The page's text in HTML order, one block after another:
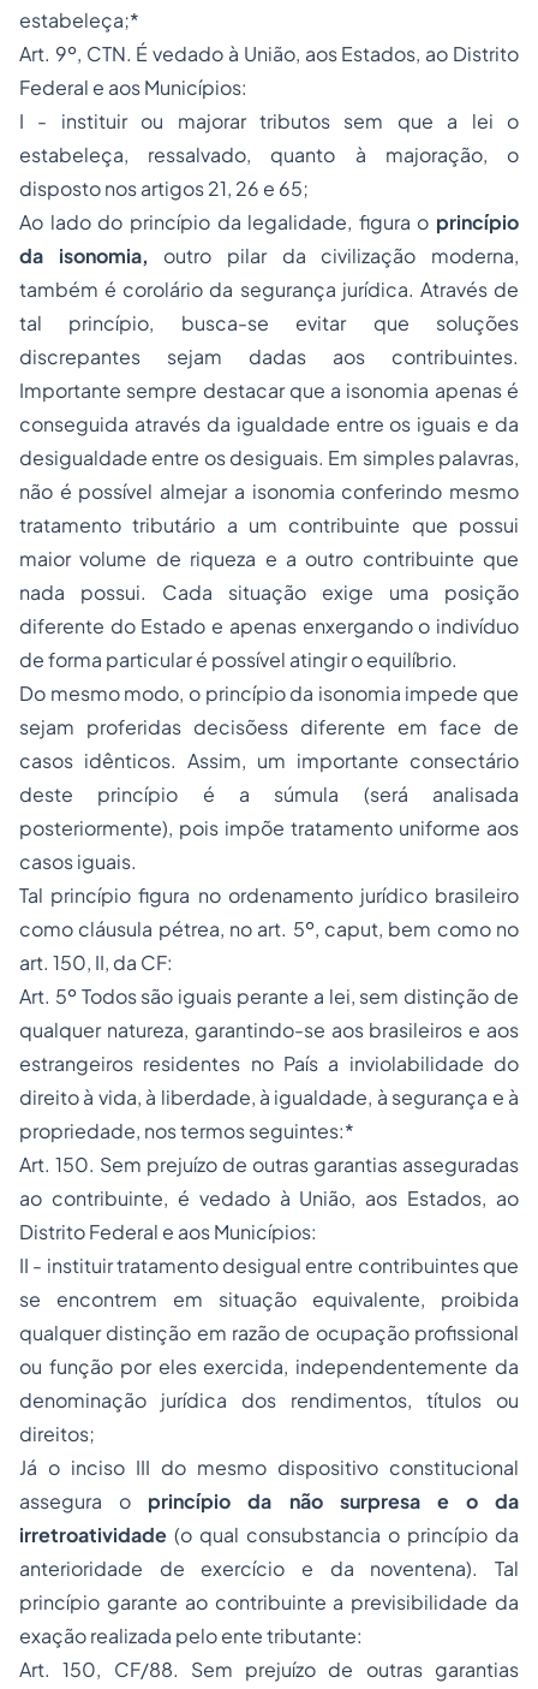
estabeleça;*
Art. 9º, CTN. É vedado à União, aos Estados, ao Distrito
Federal e aos Municípios:
I - instituir ou majorar tributos sem que a lei o
estabeleça, ressalvado, quanto à majoração, o
disposto nos artigos 21, 26 e 65;
Ao lado do princípio da legalidade, figura o princípio
da isonomia, outro pilar da civilização moderna,
também é corolário da segurança jurídica. Através de
tal princípio, busca-se evitar que soluções
discrepantes sejam dadas aos contribuintes.
Importante sempre destacar que a isonomia apenas é
conseguida através da igualdade entre os iguais e da
desigualdade entre os desiguais. Em simples palavras,
não é possível almejar a isonomia conferindo mesmo
tratamento tributário a um contribuinte que possui
maior volume de riqueza e a outro contribuinte que
nada possui. Cada situação exige uma posição
diferente do Estado e apenas enxergando o indivíduo
de forma particular é possível atingir o equilíbrio.
Do mesmo modo, o princípio da isonomia impede que
sejam proferidas decisõess diferente em face de
casos idênticos. Assim, um importante consectário
deste princípio é a súmula (será analisada
posteriormente), pois impõe tratamento uniforme aos
casos iguais.
Tal princípio figura no ordenamento jurídico brasileiro
como cláusula pétrea, no art. 5º, caput, bem como no
art. 150, II, da CF:
Art. 5º Todos são iguais perante a lei, sem distinção de
qualquer natureza, garantindo-se aos brasileiros e aos
estrangeiros residentes no País a inviolabilidade do
direito à vida, à liberdade, à igualdade, à segurança e à
propriedade, nos termos seguintes:*
Art. 150. Sem prejuízo de outras garantias asseguradas
ao contribuinte, é vedado à União, aos Estados, ao
Distrito Federal e aos Municípios:
II - instituir tratamento desigual entre contribuintes que
se encontrem em situação equivalente, proibida
qualquer distinção em razão de ocupação profissional
ou função por eles exercida, independentemente da
denominação jurídica dos rendimentos, títulos ou
direitos;
Já o inciso III do mesmo dispositivo constitucional
assegura o princípio da não surpresa e o da
irretroatividade (o qual consubstancia o princípio da
anterioridade de exercício e da noventena). Tal
princípio garante ao contribuinte a previsibilidade da
exação realizada pelo ente tributante:
Art. 150, CF/88. Sem prejuízo de outras garantias